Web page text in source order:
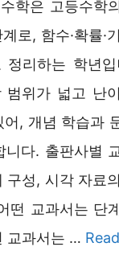
학은 고등수학
로, 함수·확률·
정리하는 학년
범위가 넓고 난
, 개념 학습과
니다. 출판사별
구성, 시각 자료
떤 교과서는 단
교과서는 …